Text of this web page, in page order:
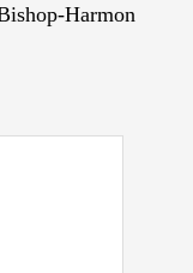
Harmon